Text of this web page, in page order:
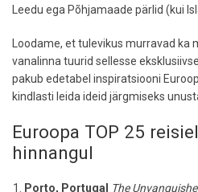
Leedu ega Põhjamaade pärlid (kui
Loodame, et tulevikus murravad ka
vanalinna tuurid sellesse
pakub edetabel inspiratsiooni
kindlasti leida ideid järgmiseks
Euroopa TOP 25
hinnangul
Porto, Portugal The